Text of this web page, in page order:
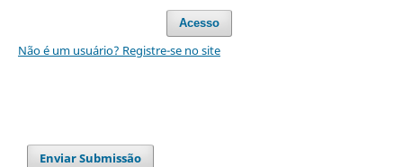
Acesso
Não é um usuário? Registre-se no site
Enviar Submissão